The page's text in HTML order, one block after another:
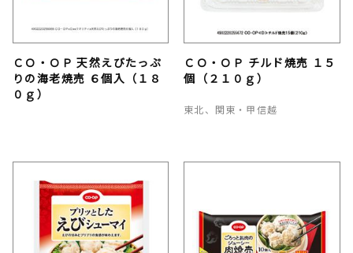
ＣＯ・ＯＰ 天然えびたっぷ
りの海老焼売 ６個入（１８
０ｇ）
ＣＯ・ＯＰ チルド焼売 １５
個（２１０ｇ）
東北、関東・甲信越